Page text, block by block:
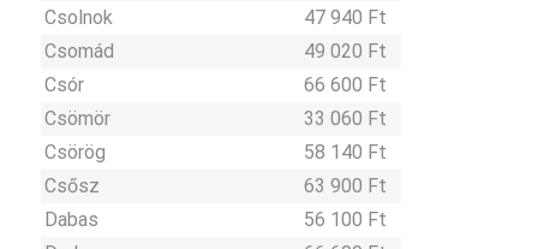
Csolnok
47 940 Ft
Csomád
49 020 Ft
Csór
66 600 Ft
Csömör
33 060 Ft
Csörög
58 140 Ft
Csősz
63 900 Ft
Dabas
56 100 Ft